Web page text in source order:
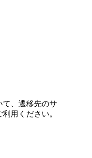
、遷移先のサ
用ください。